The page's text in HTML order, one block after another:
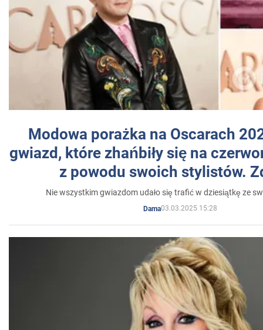
Modowa porażka na Oscarach
gwiazd, które zhańbiły się na
z powodu swoich stylistów.
Nie wszystkim gwiazdom udało się trafić w dziesiątkę ze
Dama03.03.2025 15:28